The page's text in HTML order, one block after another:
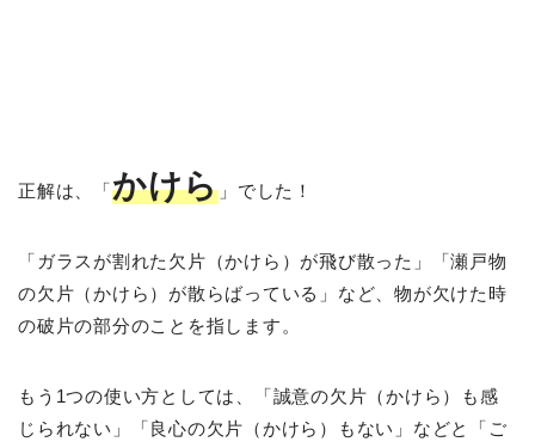
正解は、「かけら 」でした！
「ガラスが割れた欠片（かけら）が飛び散った」「瀬戸物
の欠片（かけら）が散らばっている」など、物が欠けた時
の破片の部分のことを指します。
もう1つの使い方としては、「誠意の欠片（かけら）も感
じられない」「良心の欠片（かけら）もない」などと「ご